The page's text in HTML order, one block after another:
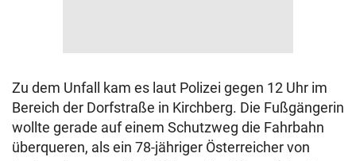
Zu dem Unfall kam es laut Polizei gegen 12 Uhr im
Bereich der Dorfstraße in Kirchberg. Die Fußgängerin
wollte gerade auf einem Schutzweg die Fahrbahn
überqueren, als ein 78-jähriger Österreicher von